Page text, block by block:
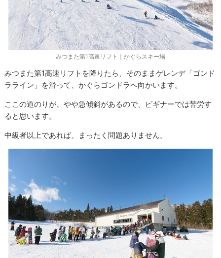
みつまた第1高速リフト｜かぐらスキー場
みつまた第1高速リフトを降りたら、そのままゲレンデ「ゴンド
ラライン」を滑って、かぐらゴンドラへ向かいます。
ここの道のりが、やや急傾斜があるので、ビギナーでは苦労す
ると思います。
中級者以上であれば、まったく問題ありません。